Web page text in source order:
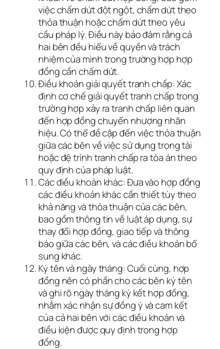
việc chấm dứt đột ngột, chấm dứt theo
thỏa thuận hoặc chấm dứt theo yêu
cầu pháp lý. Điều này bảo đảm rằng cả
hai bên đều hiểu về quyền và trách
nhiệm của mình trong trường hợp hợp
đồng cần chấm dứt.
Điều khoản giải quyết tranh chấp: Xác
định cơ chế giải quyết tranh chấp trong
trường hợp xảy ra tranh chấp liên quan
đến hợp đồng chuyển nhượng nhãn
hiệu. Có thể đề cập đến việc thỏa thuận
giữa các bên về việc sử dụng trọng tài
hoặc đệ trình tranh chấp ra tòa án theo
quy định của pháp luật.
Các điều khoản khác: Đưa vào hợp đồng
các điều khoản khác cần thiết tùy theo
khả năng và thỏa thuận của các bên,
bao gồm thông tin về luật áp dụng, sự
thay đổi hợp đồng, giao tiếp và thông
báo giữa các bên, và các điều khoản bổ
sung khác.
Ký tên và ngày tháng: Cuối cùng, hợp
đồng nên có phần cho các bên ký tên
và ghi rõ ngày tháng ký kết hợp đồng,
nhằm xác nhận sự đồng ý và cam kết
của cả hai bên với các điều khoản và
điều kiện được quy định trong hợp
đồng.